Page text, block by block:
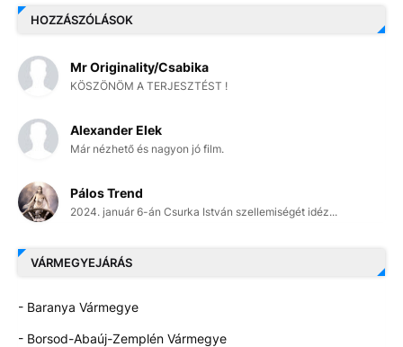
HOZZÁSZÓLÁSOK
Mr Originality/Csabika
KÖSZÖNÖM A TERJESZTÉST !
Alexander Elek
Már nézhető és nagyon jó film.
Pálos Trend
2024. január 6-án Csurka István szellemiségét idéz...
VÁRMEGYEJÁRÁS
- Baranya Vármegye
- Borsod-Abaúj-Zemplén Vármegye